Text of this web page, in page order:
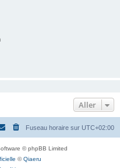
Aller
Fuseau horaire sur UTC+02:00
© phpBB Limited
©Qiaeru